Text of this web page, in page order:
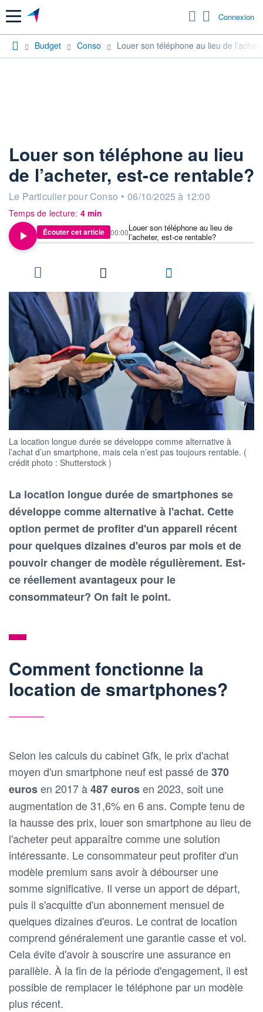
Menu Connexion
Budget Conso Louer son téléphone au lieu de
Louer son téléphone au lieu
de l’acheter, est-ce rentable?
information fournie par
Le Particulier pour Conso • 06/10/2025 à 12:00
Temps de lecture: 4 min
Écouter cet article
Louer son téléphone au lieu de
l’acheter, est-ce rentable?
00:00
La location longue durée se développe comme alternative à
l’achat d’un smartphone, mais cela n’est pas toujours rentable. (
crédit photo : Shutterstock )
La location longue durée de smartphones se
développe comme alternative à l'achat. Cette
option permet de profiter d'un appareil récent
pour quelques dizaines d'euros par mois et de
pouvoir changer de modèle régulièrement. Est-
ce réellement avantageux pour le
consommateur? On fait le point.
Comment fonctionne la
location de smartphones?
Selon les calculs du cabinet Gfk, le prix d'achat
moyen d'un smartphone neuf est passé de370
eurosen 2017 à487 eurosen 2023, soit une
augmentation de 31,6% en 6 ans. Compte tenu de
la hausse des prix, louer son smartphone au lieu de
l'acheter peut apparaître comme une solution
intéressante. Le consommateur peut profiter d'un
modèle premium sans avoir à débourser une
somme significative. Il verse un apport de départ,
puis il s'acquitte d'un abonnement mensuel de
quelques dizaines d'euros. Le contrat de location
comprend généralement une garantie casse et vol.
Cela évite d'avoir à souscrire une assurance en
parallèle. À la fin de la période d'engagement, il est
possible de remplacer le téléphone par un modèle
plus récent.